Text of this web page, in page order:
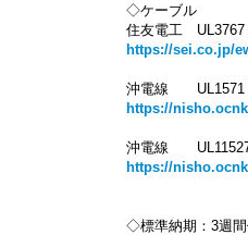
◇ケーブル
住友電工 UL3767
https://sei.co.jp/
沖電線 UL1571
https://
沖電線 UL11527
https://
◇標準納期：3週間